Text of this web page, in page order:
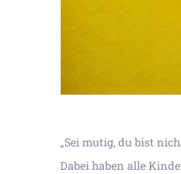
„Sei mutig, du bist
Dabei haben alle